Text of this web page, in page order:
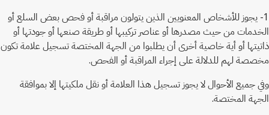
1- يجوز للأشخاص المعنويين الذين يتولون مراقبة أو فحص بعض السلع أو
الخدمات من حيث مصدرها أو عناصر تركيبها أو طريقة صنعها أو جودتها أو
ذاتيتها أو أية خاصية أخرى أن يطلبوا من الجهة المختصة تسجيل علامة تكون
مخصصة لهم للدلالة على إجراء المراقبة أو الفحص.
وفي جميع الأحوال لا يجوز تسجيل هذا العلامة أو نقل ملكيتها إلا بموافقة
الجهة المختصة.